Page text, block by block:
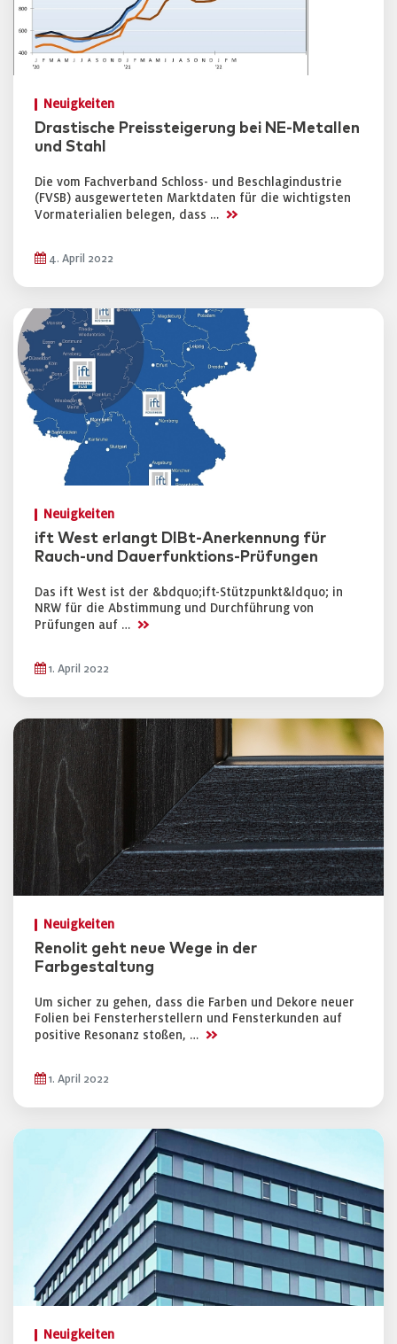
Neuigkeiten
Drastische Preissteigerung bei NE-Metallen
und Stahl
Die vom Fachverband Schloss- und Beschlagindustrie
(FVSB) ausgewerteten Marktdaten für die wichtigsten
Vormaterialien belegen, dass … >>
4. April 2022
Neuigkeiten
ift West erlangt DIBt-Anerkennung für
Rauch-und Dauerfunktions-Prüfungen
Das ift West ist der &bdquo;ift-Stützpunkt&ldquo; in
NRW für die Abstimmung und Durchführung von
Prüfungen auf … >>
1. April 2022
Neuigkeiten
Renolit geht neue Wege in der
Farbgestaltung
Um sicher zu gehen, dass die Farben und Dekore neuer
Folien bei Fensterherstellern und Fensterkunden auf
positive Resonanz stoßen, … >>
1. April 2022
Neuigkeiten